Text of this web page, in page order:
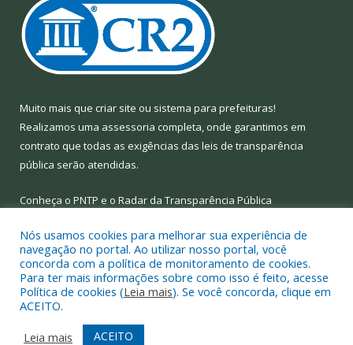
Muito mais que criar site ou sistema para prefeituras!
Realizamos uma assessoria completa, onde garantimos em
contrato que todas as exigências das leis de transparência
pública serão atendidas.
Conheça o PNTP e o Radar da Transparência Pública
Todos os direitos reservados a Prefeitura Municipal de Limoeiro
do Ajuru.
Mapa do Site
Acessar Área Administrativa
Nós usamos cookies para melhorar sua experiência de
navegação no portal. Ao utilizar nosso portal, você
concorda com a política de monitoramento de cookies.
Para ter mais informações sobre como isso é feito, acesse
Política de cookies (Leia mais). Se você concorda, clique em
ACEITO.
Leia mais
ACEITO